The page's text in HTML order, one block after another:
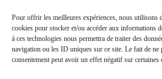
Pour offrir les meilleures expériences, nous utilisons
cookies pour stocker et/ou accéder aux informations
à ces technologies nous permettra de traiter des
navigation ou les ID uniques sur ce site. Le fait de ne
consentement peut avoir un effet négatif sur certaines
Newsletter
Saisissez votre adresse e-mail ci-dessous